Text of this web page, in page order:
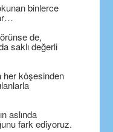
binlerce
de,
saklı değerli
her köşesinden
aslında
fark ediyoruz.